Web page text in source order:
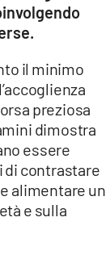
il minimo
preziosa
dimostra
essere
di contrastare
alimentare un
e sulla